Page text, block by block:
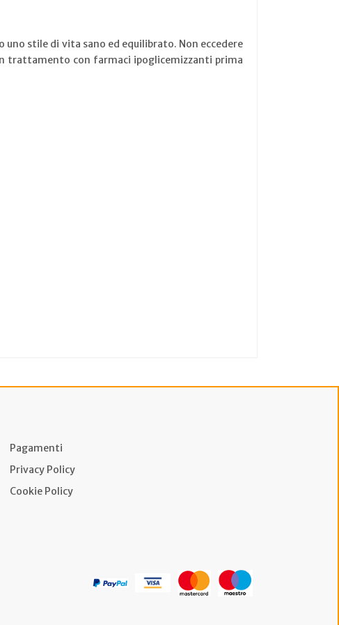
stile di vita sano ed equilibrato. Non eccedere
trattamento con farmaci ipoglicemizzanti prima
Pagamenti
Privacy Policy
Cookie Policy